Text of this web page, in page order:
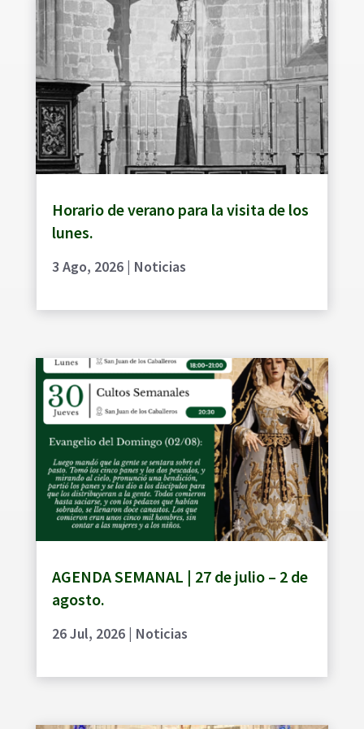
Horario de verano para la visita de los
lunes.
3 Ago, 2026| Noticias
AGENDA SEMANAL | 27 de julio – 2 de
agosto.
26 Jul, 2026| Noticias